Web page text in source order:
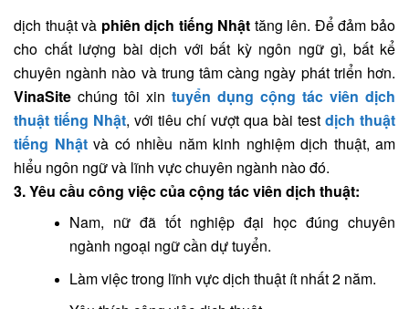
dịch thuật và phiên dịch tiếng Nhật tăng lên. Để đảm bảo
cho chất lượng bài dịch với bất kỳ ngôn ngữ gì, bất kể
chuyên ngành nào và trung tâm càng ngày phát triển hơn.
VinaSite chúng tôi xin tuyển dụng cộng tác viên dịch
thuật tiếng Nhật, với tiêu chí vượt qua bài test dịch thuật
tiếng Nhậtvà có nhiều năm kinh nghiệm dịch thuật, am
hiểu ngôn ngữ và lĩnh vực chuyên ngành nào đó.
3. Yêu cầu công việc của cộng tác viên dịch thuật:
Nam, nữ đã tốt nghiệp đại học đúng chuyên
ngành ngoại ngữ cần dự tuyển.
Làm việc trong lĩnh vực dịch thuật ít nhất 2 năm.